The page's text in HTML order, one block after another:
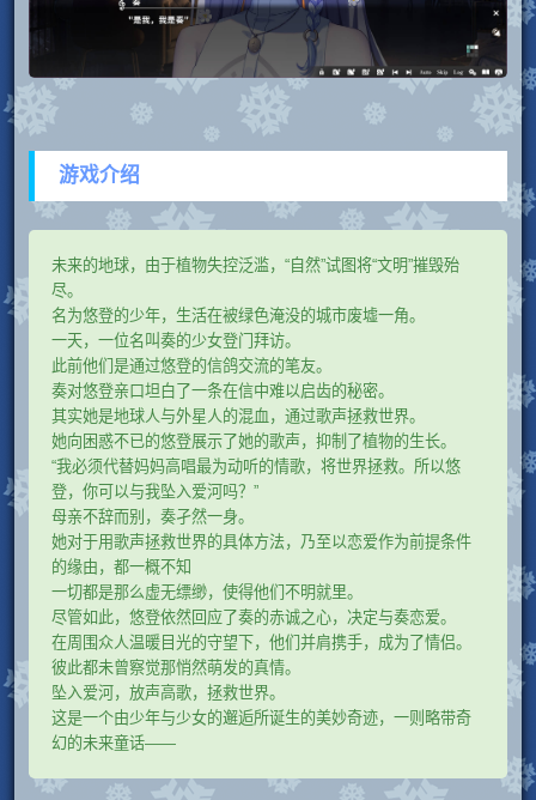
游戏介绍
未来的地球，由于植物失控泛滥，“自然”试图将“文明”摧毁殆
尽。
名为悠登的少年，生活在被绿色淹没的城市废墟一角。
一天，一位名叫奏的少女登门拜访。
此前他们是通过悠登的信鸽交流的笔友。
奏对悠登亲口坦白了一条在信中难以启齿的秘密。
其实她是地球人与外星人的混血，通过歌声拯救世界。
她向困惑不已的悠登展示了她的歌声，抑制了植物的生长。
“我必须代替妈妈高唱最为动听的情歌，将世界拯救。所以悠
登，你可以与我坠入爱河吗？”
母亲不辞而别，奏孑然一身。
她对于用歌声拯救世界的具体方法，乃至以恋爱作为前提条件
的缘由，都一概不知
一切都是那么虚无缥缈，使得他们不明就里。
尽管如此，悠登依然回应了奏的赤诚之心，决定与奏恋爱。
在周围众人温暖目光的守望下，他们并肩携手，成为了情侣。
彼此都未曾察觉那悄然萌发的真情。
坠入爱河，放声高歌，拯救世界。
这是一个由少年与少女的邂逅所诞生的美妙奇迹，一则略带奇
幻的未来童话――